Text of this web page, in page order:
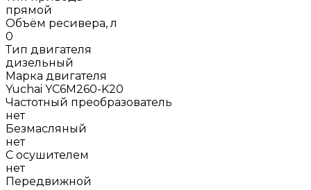
прямой
Объём ресивера, л
0
Тип двигателя
дизельный
Марка двигателя
Yuchai YC6М260-K20
Частотный преобразователь
нет
Безмасляный
нет
С осушителем
нет
Передвижной